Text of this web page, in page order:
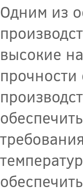
Одним из
высокие
прочности